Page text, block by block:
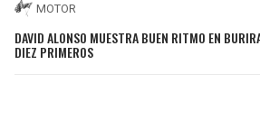
MOTOR
DAVID ALONSO MUESTRA BUEN RITMO EN
DIEZ PRIMEROS